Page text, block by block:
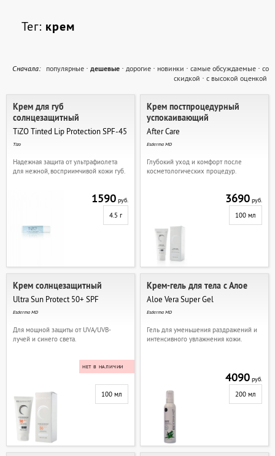
Тег: крем
Cначала: популярные · дешевые · дорогие · новинки · самые обсуждаемые · со
скидкой · с высокой оценкой
Крем для губ
солнцезащитный
TiZO Tinted Lip Protection SPF-45
Tizo
Надежная защита от ультрафиолета
для нежной, восприимчивой кожи губ.
1590руб.
4.5 г
Крем постпроцедурный
успокаивающий
After Care
Esderma MD
Глубокий уход и комфорт после
косметологических процедур.
3690руб.
100 мл
Крем солнцезащитный
Ultra Sun Protect 50+ SPF
Esderma MD
НЕТ В НАЛИЧИИ
Для мощной защиты от UVA/UVB-
лучей и синего света.
100 мл
Крем-гель для тела с Алое
Aloe Vera Super Gel
Esderma MD
Гель для уменьшения раздражений и
интенсивного увлажнения кожи.
4090руб.
200 мл